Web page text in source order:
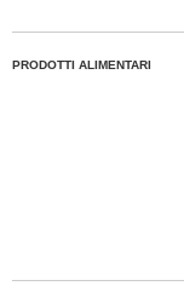
PRODOTTI ALIMENTARI